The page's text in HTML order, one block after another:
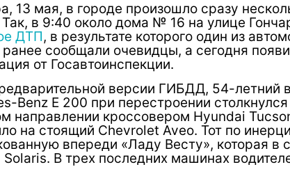
13 мая, в городе произошло сразу
в 9:40 около дома № 16 на улице
ДТП, в результате которого один из
сообщали очевидцы, а сегодня
от Госавтоинспекции.
версии ГИБДД, 54-летний
Benz E 200 при перестроении
направлении кроссовером Hyundai
на стоящий Chevrolet Aveo. Тот по
впереди «Ладу Весту», которая в
Solaris. В трех последних машинах